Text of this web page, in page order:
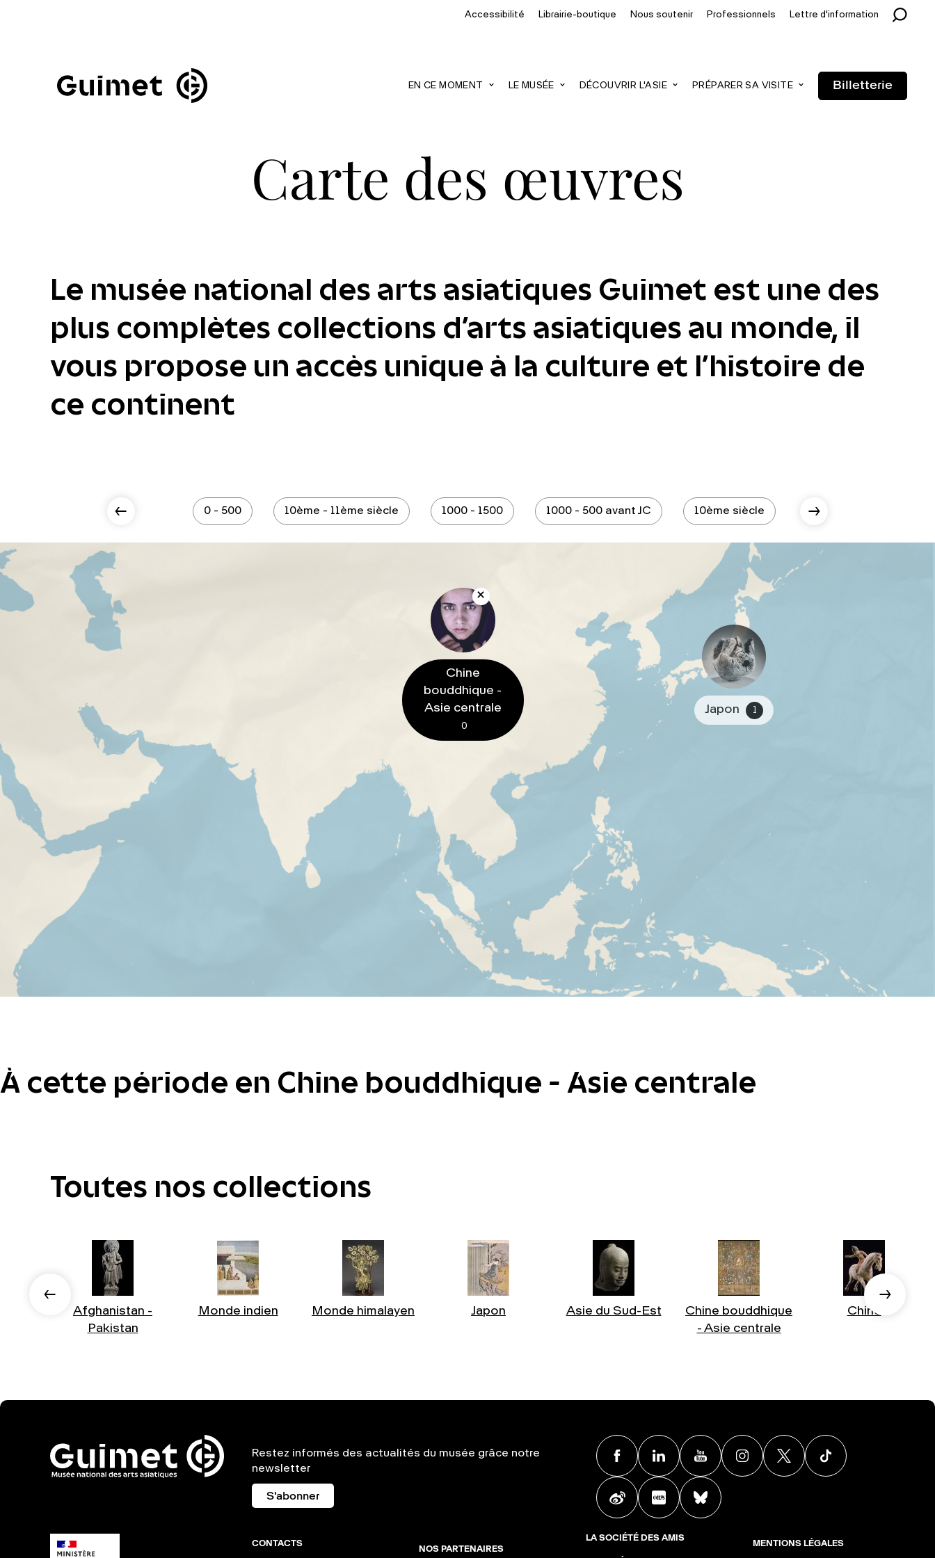
EN CE MOMENT LE MUSÉE DÉCOUVRIR L'ASIE PRÉPARER SA VISITE Billetterie
Accessibilité Librairie-boutique Nous soutenir Professionnels Lettre d'information
Carte des œuvres
Le musée national des arts asiatiques Guimet est une des
plus complètes collections d'arts asiatiques au monde, il
vous propose un accès unique à la culture et l’histoire de
ce continent
0 - 500 10ème - 11ème siècle 1000 - 1500 1000 - 500 avant JC 10ème siècle 10ème siècle - époque
Japon 1
Chine
bouddhique -
Asie centrale
0
À cette période en Chine bouddhique - Asie centrale
Toutes nos collections
Afghanistan -
Pakistan
Monde indien Monde himalayen Japon Asie du Sud-Est
Chine bouddhique
- Asie centrale
Chine
Restez informés des actualités du musée grâce notre
newsletter
S'abonner
FacebookLinkedin Youtube Instagram
Weibo Xiaohongshu
CONTACTS
NOS PARTENAIRES
LA SOCIÉTÉ DES AMIS
MENTIONS LÉGALES